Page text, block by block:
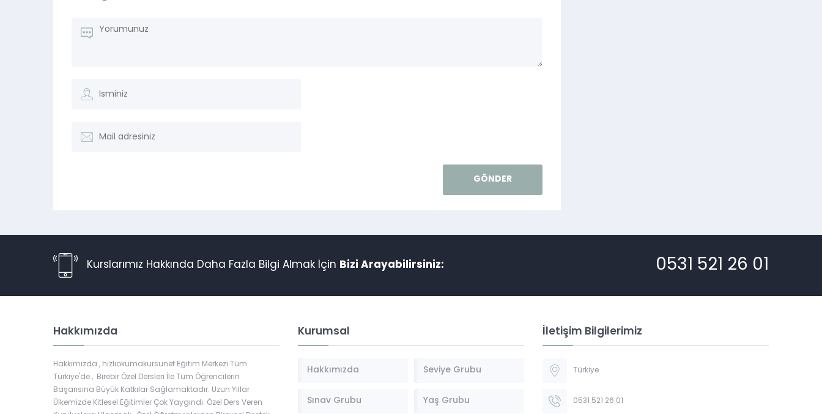
Kurslarımız Hakkında Daha Fazla Bilgi Almak İçin Bizi Arayabilirsiniz: 0531 521 26 01
Hakkımızda
Hakkımızda , hızlıokumakursunet Eğitim Merkezi Tüm
Türkiye'de , Birebir Özel Dersleri İle Tüm Öğrencilerin
Başarısına Büyük Katkılar Sağlamaktadır. Uzun Yıllar
Ülkemizde Kitlesel Eğitimler Çok Yaygındı. Özel Ders Veren
Kurumsal
Hakkımızda Seviye Grubu
Sınav Grubu Yaş Grubu
İletişim Bilgilerimiz
Türkiye
0531 521 26 01